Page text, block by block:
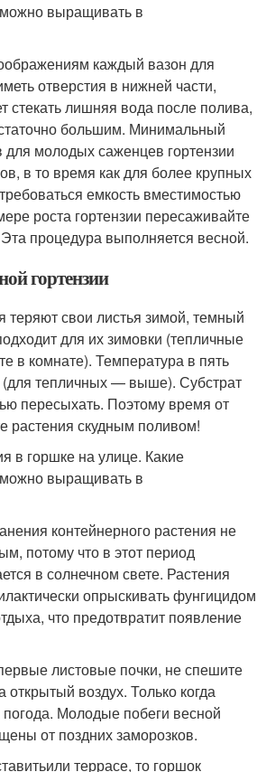
каждый вазон для
отверстия в нижней части,
стекать лишняя вода после полива,
большим. Минимальный
молодых саженцев гортензии
в то время как для более крупных
емкость вместимостью
роста гортензии пересаживайте
процедура выполняется весной.
гортензии
теряют свои листья зимой, темный
для их зимовки (тепличные
в комнате). Температура в пять
(для тепличных — выше). Субстрат
пересыхать. Поэтому время от
растения скудным поливом!
контейнерного растения не
потому что в этот период
в солнечном свете. Растения
опрыскивать фунгицидом
что предотвратит появление
листовые почки, не спешите
открытый воздух. Только когда
Молодые побеги весной
от поздних заморозков.
террасе, то горшок